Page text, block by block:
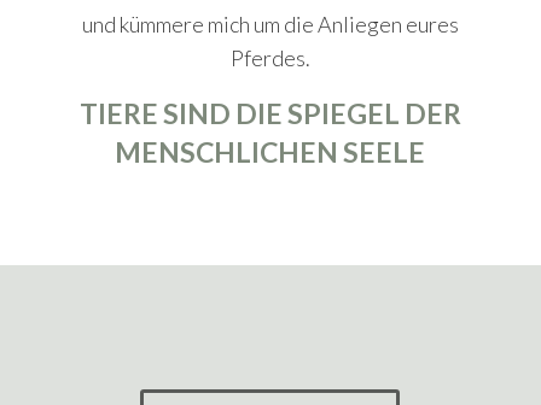
und kümmere mich um die Anliegen eures
Pferdes.
TIERE SIND DIE SPIEGEL DER
MENSCHLICHEN SEELE